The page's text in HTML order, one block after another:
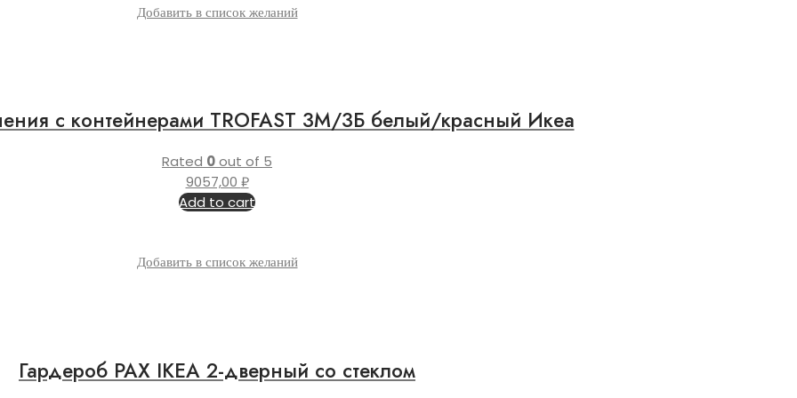
Добавить в список желаний
с контейнерами TROFAST 3М/3Б белый/красный Икеа
Rated 0out of 5
9057,00 ₽
Add to cart
Добавить в список желаний
Гардероб PAX IKEA 2-дверный со стеклом